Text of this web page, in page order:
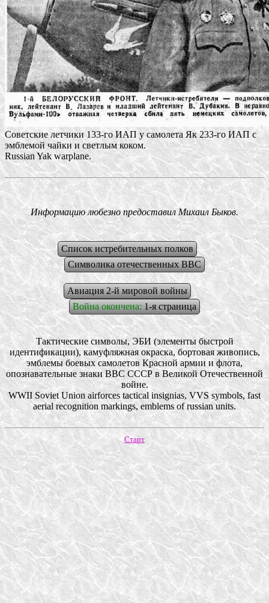
Советские летчики 133-го ИАП у самолета Як 233-го ИАП с
эмблемой чайки и светлым коком.
Russian Yak warplane.
Информацию любезно предоставил Михаил Быков.
Список истребительных полков
Символика отечественных ВВС
Авиация 2-й мировой войны
Война окончена:1-я страница
Тактические символы, ЭБИ (элементы быстрой
идентификации), камуфляжная окраска, бортовая живопись,
эмблемы боевых самолетов Красной армии и флота,
опознавательные знаки ВВС СССР в Великой Отечественной
войне.
WWII Soviet Union airforces tactical insignias, VVS symbols, fast
aerial recognition markings, emblems of russian units.
Старт